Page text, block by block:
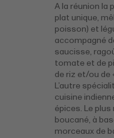
A la réunion la
plat unique,
poisson) et
accompagné
saucisse,
tomate et de
de riz et/ou de
L’autre
cuisine
épices. Le
boucané, à
morceaux de